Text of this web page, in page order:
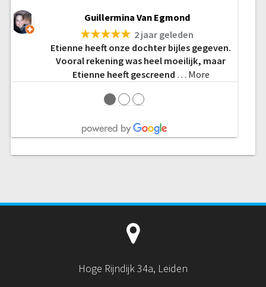
Guillermina Van Egmond
★★★★★ 2 jaar geleden
Etienne heeft onze dochter bijles gegeven.
Vooral rekening was heel moeilijk, maar
Etienne heeft gescreend … More
●●●
Hoge Rijndijk 34a, Leiden